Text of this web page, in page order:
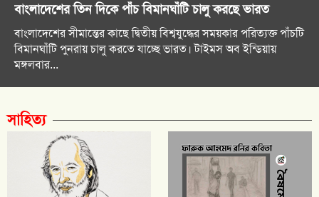
বাংলাদেশের তিন দিকে পাঁচ বিমানঘাঁটি চালু করছে ভারত
বাংলাদেশের সীমান্তের কাছে দ্বিতীয় বিশ্বযুদ্ধের সময়কার পরিত্যক্ত পাঁচটি
বিমানঘাঁটি পুনরায় চালু করতে যাচ্ছে ভারত। টাইমস অব ইন্ডিয়ায়
মঙ্গলবার...
সাহিত্য